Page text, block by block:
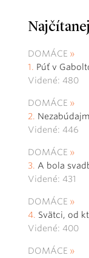
DOMÁCE
Púť v
Videné: 480
DOMÁCE
Videné: 446
DOMÁCE
A bola
Videné: 431
DOMÁCE
Svätci, od
Videné: 400
DOMÁCE